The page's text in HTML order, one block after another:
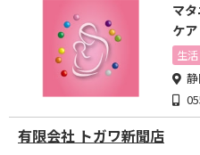
マ
ケア
生
有限会社 トガワ新聞店